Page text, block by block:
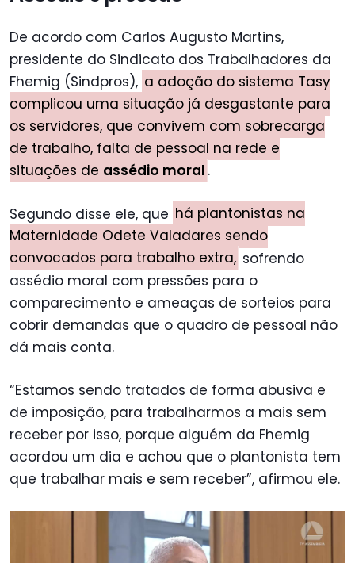
De acordo com Carlos Augusto Martins,
presidente do Sindicato dos Trabalhadores da
Fhemig (Sindpros), a adoção do sistema Tasy
complicou uma situação já desgastante para
os servidores, que convivem com sobrecarga
de trabalho, falta de pessoal na rede e
situações de assédio moral .
Segundo disse ele, que há plantonistas na
Maternidade Odete Valadares sendo
convocados para trabalho extra, sofrendo
assédio moral com pressões para o
comparecimento e ameaças de sorteios para
cobrir demandas que o quadro de pessoal não
dá mais conta.
“Estamos sendo tratados de forma abusiva e
de imposição, para trabalharmos a mais sem
receber por isso, porque alguém da Fhemig
acordou um dia e achou que o plantonista tem
que trabalhar mais e sem receber”, afirmou ele.